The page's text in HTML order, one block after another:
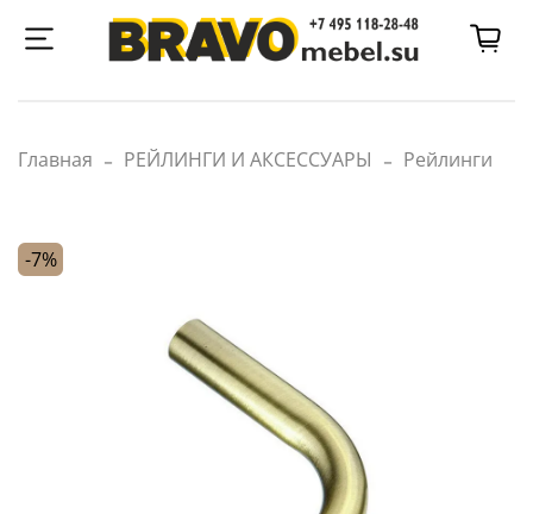
Главная РЕЙЛИНГИ И АКСЕССУАРЫ Рейлинги
-7%